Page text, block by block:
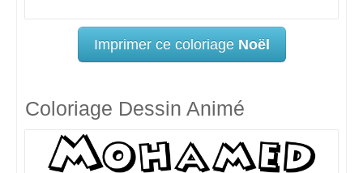
Imprimer ce coloriage Noël
Coloriage Dessin Animé